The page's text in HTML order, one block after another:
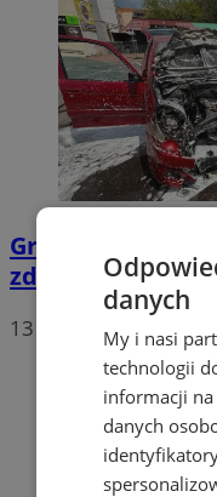
Groźne
zderzeniu z
13 lipca 2026, 13:14
danych
My i nasi
technologii
informacji
danych